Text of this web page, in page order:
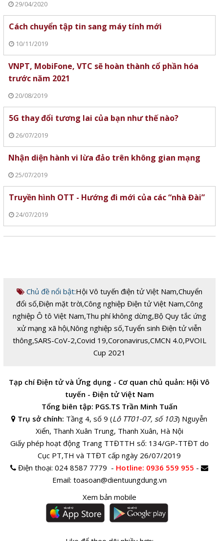
29/04/2020
Cách chuyển tập tin sang máy tính mới
10/11/2019
VNPT, MobiFone, VTC sẽ hoàn thành cổ phần hóa
trước năm 2021
20/08/2019
5G thay đổi tương lai của bạn như thế nào?
26/07/2019
Nhận diện hành vi lừa đảo trên không gian mạng
25/07/2019
Truyền hình OTT - Hướng đi mới của các “nhà Đài”
24/07/2019
Chủ đề nổi bật:Hội Vô tuyến điện tử Việt Nam,Chuyển
đổi số,Điện mặt trời,Công nghiệp Điện tử Việt Nam,Công
nghiệp Ô tô Việt Nam,Thu phí không dừng,Bộ Quy tắc ứng
xử mạng xã hội,Nông nghiệp số,Tuyển sinh Điện tử viễn
thông,SARS-CoV-2,Covid 19,Coronavirus,CMCN 4.0,PVOIL
Cup 2021
Tạp chí Điện tử và Ứng dụng - Cơ quan chủ quản: Hội Vô
tuyến - Điện tử Việt Nam
Tổng biên tập: PGS.TS Trần Minh Tuấn
Trụ sở chính: Tầng 4, số 9 (Lô TT01-07, số 103) Nguyễn
Xiển, Thanh Xuân Trung, Thanh Xuân, Hà Nội
Giấy phép hoạt động Trang TTĐTTH số: 134/GP-TTĐT do
Cục PT,TH và TTĐT cấp ngày 26/07/2019
Điện thoại:024 8587 7779 - Hotline: 0936 559 955 -
Email: toasoan@dientuungdung.vn
Xem bản mobile